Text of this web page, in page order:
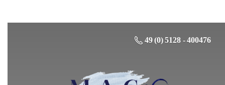
49 (0) 5128 - 400476